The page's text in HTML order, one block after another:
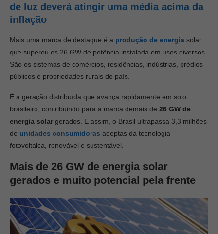
de luz deverá atingir uma média acima da
inflação
Mais uma marca de destaque é a produção de energia solar
que superou os 26 GW de potência instalada em usos diversos.
São os sistemas de comércios, residências, indústrias, prédios
públicos e propriedades rurais do país.
É a geração distribuída que avança rapidamente em solo
brasileiro, contribuindo para a marca demais de 26 GW de
energia solar gerados. E assim, o Brasil ultrapassa 3,3 milhões
de unidades consumidoras adeptas da tecnologia
fotovoltaica, renovável e sustentável.
Mais de 26 GW de energia solar
gerados e muito potencial pela frente